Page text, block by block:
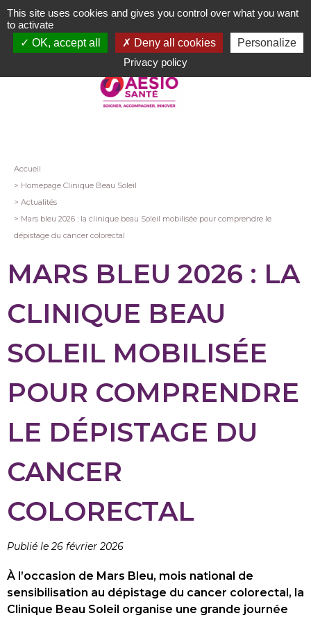
Aller
au
contenu
Fil
d'Ariane
Accueil
Homepage Clinique Beau Soleil
Actualités
Mars bleu 2026 : la clinique beau Soleil mobilisée pour comprendre le
dépistage du cancer colorectal
MARS BLEU 2026 : LA
CLINIQUE BEAU
SOLEIL MOBILISÉE
POUR COMPRENDRE
LE DÉPISTAGE DU
CANCER
COLORECTAL
Publié le 26 février 2026
À l’occasion de Mars Bleu, mois national de
sensibilisation au dépistage du cancer colorectal, la
Clinique Beau Soleil organise une grande journée
This site uses cookies and gives you control over what you want
to activate
OK, accept all
Deny all cookies
Personalize
Privacy policy